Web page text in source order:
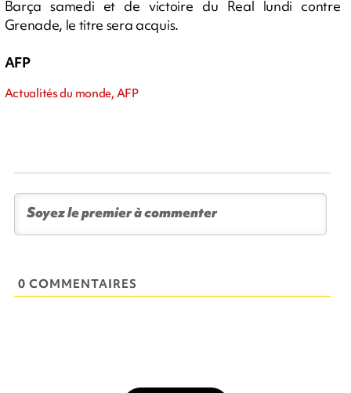
Barça samedi et de victoire du Real lundi contre
Grenade, le titre sera acquis.
AFP
Actualités du monde, AFP
0 COMMENTAIRES